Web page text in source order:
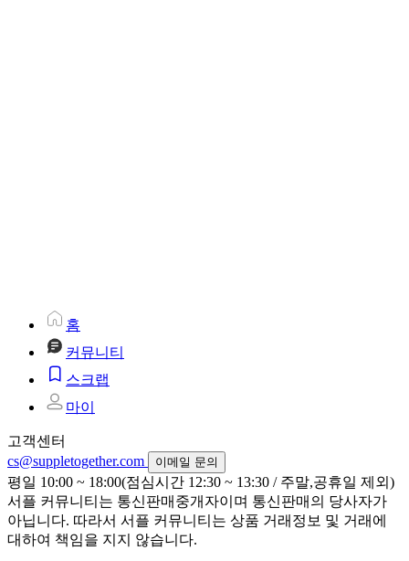
홈
커뮤니티
스크랩
마이
고객센터
cs@suppletogether.com
이메일 문의
평일 10:00 ~ 18:00(점심시간 12:30 ~ 13:30 / 주말,공휴일 제외)
서플 커뮤니티는 통신판매중개자이며 통신판매의 당사자가
아닙니다. 따라서 서플 커뮤니티는 상품 거래정보 및 거래에
대하여 책임을 지지 않습니다.